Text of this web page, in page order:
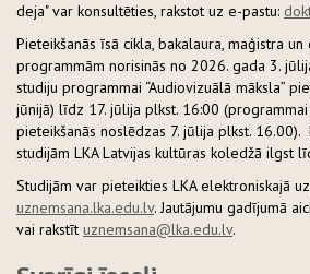
deja" var konsultēties, rakstot uz e-pastu:
Pieteikšanās īsā cikla, bakalaura, maģistra
programmām norisinās no 2026. gada 3.
studiju programmai “Audiovizuālā māksla”
jūnijā) līdz 17. jūlija plkst. 16:00 (programmai
pieteikšanās noslēdzas 7. jūlija plkst. 16.00).
studijām LKA Latvijas kultūras koledžā ilgst
Studijām var pieteikties LKA elektroniskajā
uznemsana.lka.edu.lv. Jautājumu gadījumā
vai rakstīt uznemsana@lka.edu.lv.